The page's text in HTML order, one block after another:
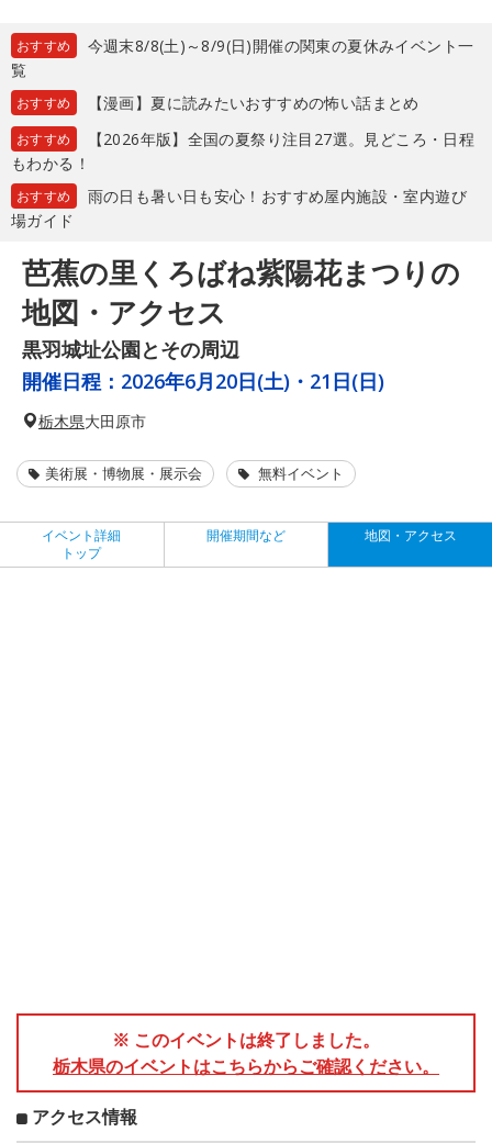
おすすめ
今週末8/8(土)～8/9(日)開催の関東の夏休みイベント一
覧
おすすめ 【漫画】夏に読みたいおすすめの怖い話まとめ
おすすめ
【2026年版】全国の夏祭り注目27選。見どころ・日程
もわかる！
おすすめ
雨の日も暑い日も安心！おすすめ屋内施設・室内遊び
場ガイド
芭蕉の里くろばね紫陽花まつりの
地図・アクセス
黒羽城址公園とその周辺
開催日程： 2026年6月20日(土)・21日(日)
栃木県大田原市
美術展・博物展・展示会 無料イベント
イベント詳細
トップ
開催期間など 地図・アクセス
※ このイベントは終了しました。
栃木県のイベントはこちらからご確認ください。
アクセス情報